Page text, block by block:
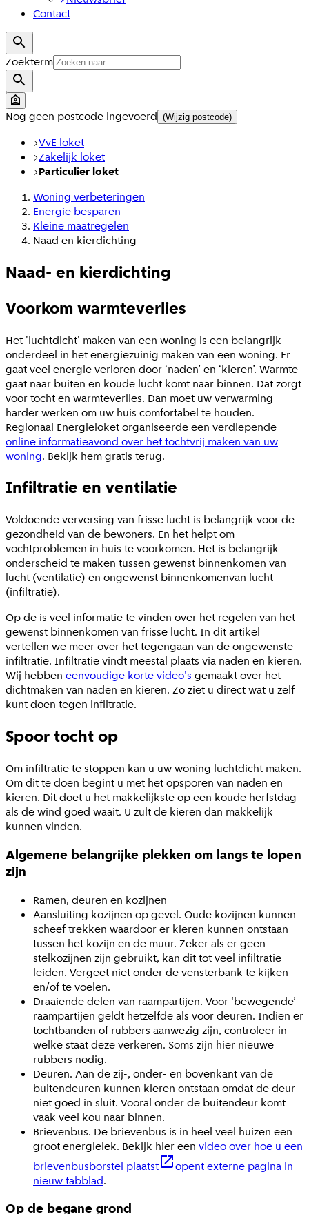
Contact
Zoekterm
Nog geen postcode ingevoerd (Wijzig postcode)
VvE loket
Zakelijk loket
Particulier loket
Woning verbeteringen
Energie besparen
Kleine maatregelen
Naad en kierdichting
Naad- en kierdichting
Voorkom warmteverlies
Het 'luchtdicht' maken van een woning is een belangrijk
onderdeel in het energiezuinig maken van een woning. Er
gaat veel energie verloren door ‘naden’ en ‘kieren’. Warmte
gaat naar buiten en koude lucht komt naar binnen. Dat zorgt
voor tocht en warmteverlies. Dan moet uw verwarming
harder werken om uw huis comfortabel te houden.
Regionaal Energieloket organiseerde een verdiepende
online informatieavond over het tochtvrij maken van uw
woning. Bekijk hem gratis terug.
Infiltratie en ventilatie
Voldoende verversing van frisse lucht is belangrijk voor de
gezondheid van de bewoners. En het helpt om
vochtproblemen in huis te voorkomen. Het is belangrijk
onderscheid te maken tussen gewenst binnenkomen van
lucht (ventilatie) en ongewenst binnenkomenvan lucht
(infiltratie).
Op de is veel informatie te vinden over het regelen van het
gewenst binnenkomen van frisse lucht. In dit artikel
vertellen we meer over het tegengaan van de ongewenste
infiltratie. Infiltratie vindt meestal plaats via naden en kieren.
Wij hebben eenvoudige korte video's gemaakt over het
dichtmaken van naden en kieren. Zo ziet u direct wat u zelf
kunt doen tegen infiltratie.
Spoor tocht op
Om infiltratie te stoppen kan u uw woning luchtdicht maken.
Om dit te doen begint u met het opsporen van naden en
kieren. Dit doet u het makkelijkste op een koude herfstdag
als de wind goed waait. U zult de kieren dan makkelijk
kunnen vinden.
Algemene belangrijke plekken om langs te lopen
zijn
Ramen, deuren en kozijnen
Aansluiting kozijnen op gevel. Oude kozijnen kunnen
scheef trekken waardoor er kieren kunnen ontstaan
tussen het kozijn en de muur. Zeker als er geen
stelkozijnen zijn gebruikt, kan dit tot veel infiltratie
leiden. Vergeet niet onder de vensterbank te kijken
en/of te voelen.
Draaiende delen van raampartijen. Voor ‘bewegende’
raampartijen geldt hetzelfde als voor deuren. Indien er
tochtbanden of rubbers aanwezig zijn, controleer in
welke staat deze verkeren. Soms zijn hier nieuwe
rubbers nodig.
Deuren. Aan de zij-, onder- en bovenkant van de
buitendeuren kunnen kieren ontstaan omdat de deur
niet goed in sluit. Vooral onder de buitendeur komt
vaak veel kou naar binnen.
Brievenbus. De brievenbus is in heel veel huizen een
groot energielek. Bekijk hier een video over hoe u een
brievenbusborstel plaatst
opent externe pagina in
nieuw tabblad.
Op de begane grond